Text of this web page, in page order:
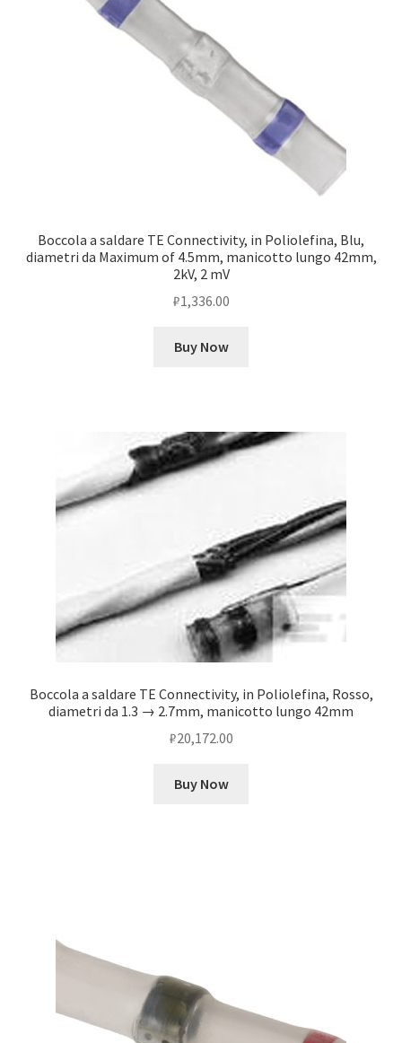
Boccola a saldare TE Connectivity, in Poliolefina, Blu,
diametri da Maximum of 4.5mm, manicotto lungo 42mm,
2kV, 2 mV
₽1,336.00
Buy Now
Boccola a saldare TE Connectivity, in Poliolefina, Rosso,
diametri da 1.3 → 2.7mm, manicotto lungo 42mm
₽20,172.00
Buy Now